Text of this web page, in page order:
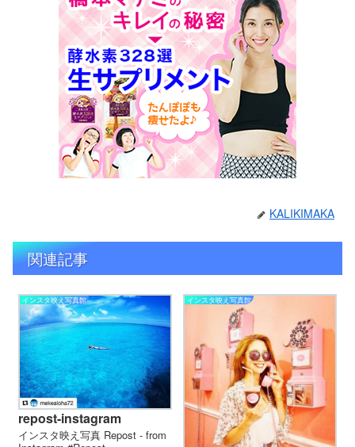
KALIKIMAKA
関連記事
インスタ映え写真館
repost-instagram
インスタ映え写真 Repost - from
インスタ映え写真館